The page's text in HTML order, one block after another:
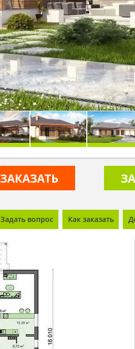
ЗАКАЗАТЬ
Задать вопрос Как заказать